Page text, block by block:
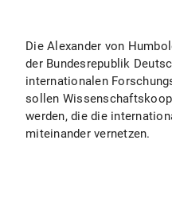
Die Alexander von
der Bundesrepublik
internationalen
sollen
werden, die die
miteinander vernetzen.